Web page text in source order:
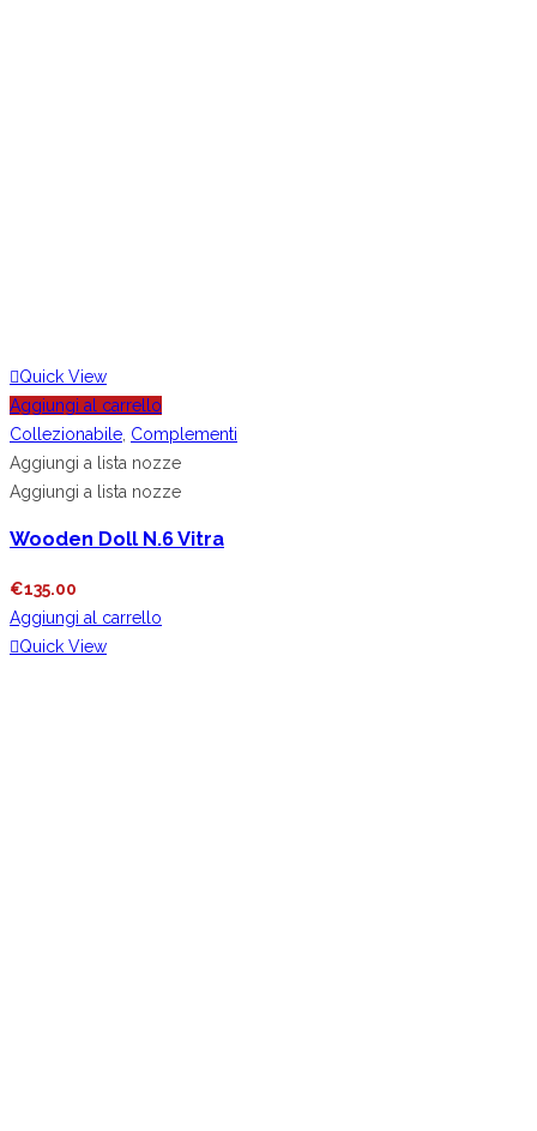
Quick View
Aggiungi al carrello
Collezionabile Complementi
Aggiungi a lista nozze
Aggiungi a lista nozze
Wooden Doll N.6 Vitra
€135.00
Aggiungi al carrello
Quick View